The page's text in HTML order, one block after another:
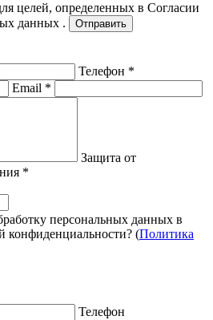
целей, определенных в Согласии
данных .
Отправить
Телефон *
Email *
Защита от
*
персональных данных в
конфиденциальности? (Политика
Телефон